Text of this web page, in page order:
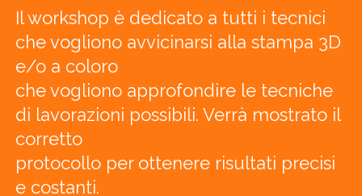
Il workshop è dedicato a tutti i tecnici
che vogliono avvicinarsi alla stampa 3D
e/o a coloro
che vogliono approfondire le tecniche
di lavorazioni possibili. Verrà mostrato il
corretto
protocollo per ottenere risultati precisi
e costanti.